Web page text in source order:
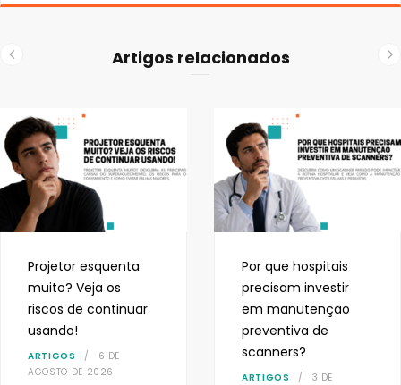
Artigos relacionados
Projetor esquenta
muito? Veja os
riscos de continuar
usando!
ARTIGOS
6 DE
AGOSTO DE 2026
Por que hospitais
precisam investir
em manutenção
preventiva de
scanners?
ARTIGOS
3 DE